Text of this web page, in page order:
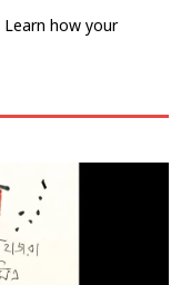
Learn how your